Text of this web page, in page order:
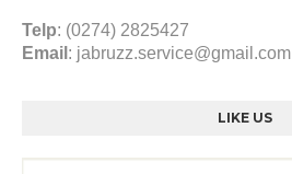
Telp: (0274) 2825427
Email : jabruzz.service@gmail.com
LIKE US